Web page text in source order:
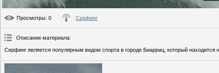
Просмотры: 0 Серфинг
Описание материала:
Серфинг является популярным видом спорта в городе Биарриц, который находится